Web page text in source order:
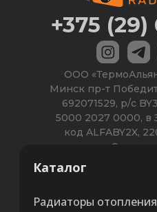
Каталог
Радиаторы отопления